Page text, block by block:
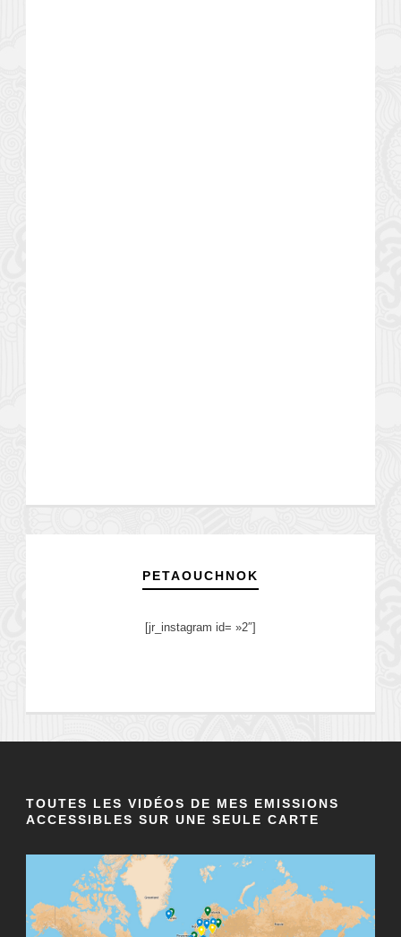
PETAOUCHNOK
[jr_instagram id= »2″]
TOUTES LES VIDÉOS DE MES EMISSIONS
ACCESSIBLES SUR UNE SEULE CARTE